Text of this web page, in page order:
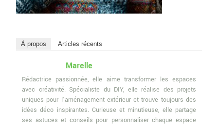
À propos Articles récents
Marelle
Rédactrice passionnée, elle aime transformer les espaces
avec créativité. Spécialiste du DIY, elle réalise des projets
uniques pour l'aménagement extérieur et trouve toujours des
idées déco inspirantes. Curieuse et minutieuse, elle partage
ses astuces et conseils pour personnaliser chaque espace